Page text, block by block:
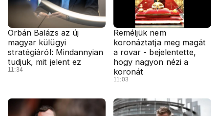
Orbán Balázs az új
magyar külügyi
stratégiáról: Mindannyian
tudjuk, mit jelent ez
11:34
Reméljük nem
koronáztatja meg magát
a rovar - bejelentette,
hogy nagyon nézi a
koronát
11:03